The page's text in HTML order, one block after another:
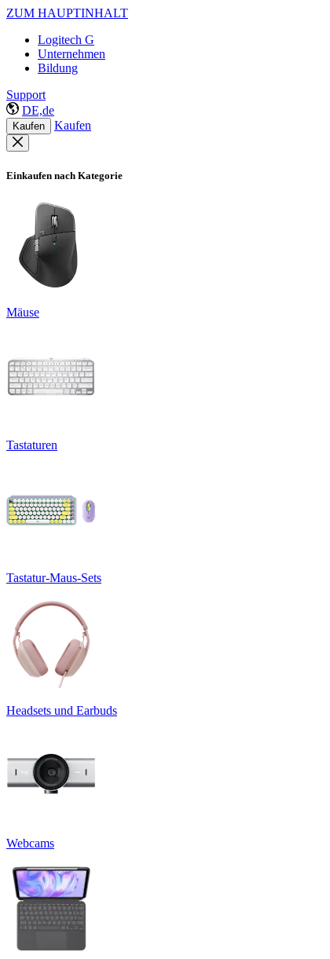
ZUM HAUPTINHALT
Logitech G
Unternehmen
Bildung
Support
DE,de
Kaufen Kaufen
Einkaufen nach Kategorie
Mäuse
Tastaturen
Tastatur-Maus-Sets
Headsets und Earbuds
Webcams